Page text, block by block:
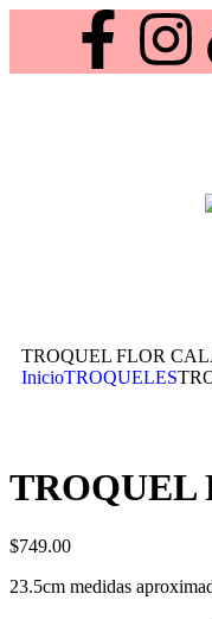
TROQUEL FLOR
InicioTROQUELES
TROQUEL
$749.00
23.5cm medidas